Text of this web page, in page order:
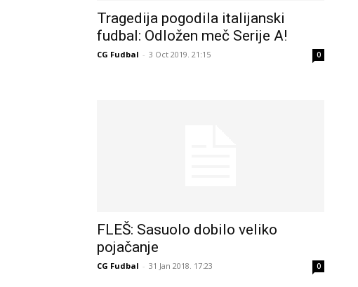
Tragedija pogodila italijanski
fudbal: Odložen meč Serije A!
CG Fudbal - 3 Oct 2019. 21:15 0
FLEŠ: Sasuolo dobilo veliko
pojačanje
CG Fudbal - 31 Jan 2018. 17:23 0